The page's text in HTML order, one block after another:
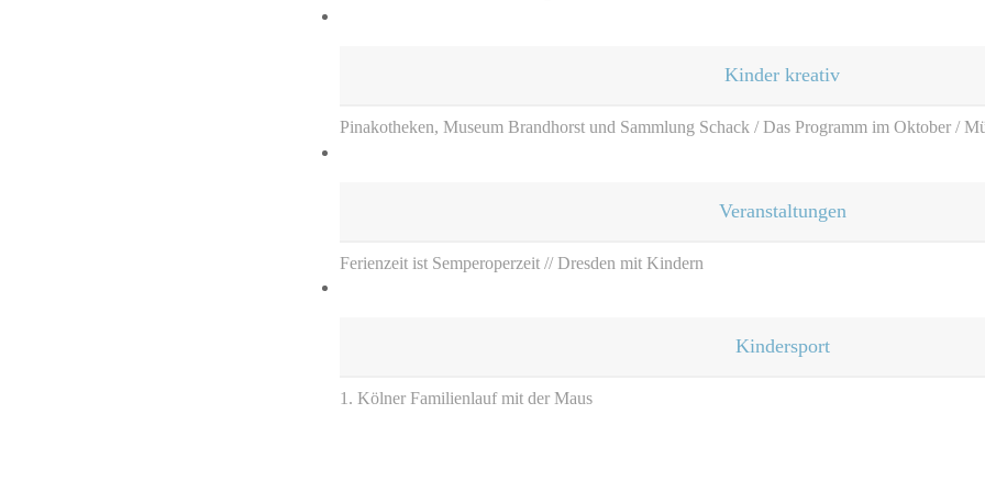
Kinder kreativ
Pinakotheken, Museum Brandhorst und Sammlung Schack / Das Programm im Oktober /
Veranstaltungen
Ferienzeit ist Semperoperzeit // Dresden mit Kindern
Kindersport
1. Kölner Familienlauf mit der Maus